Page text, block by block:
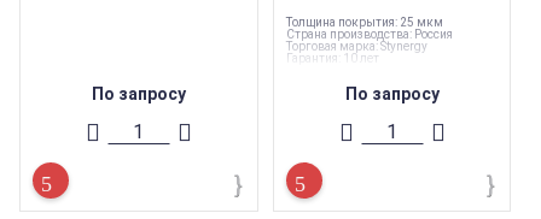
По запросу
Толщина покрытия: 25 мкм
Страна производства: Россия
Торговая марка: Stynergy
Гарантия: 10 лет
По запросу